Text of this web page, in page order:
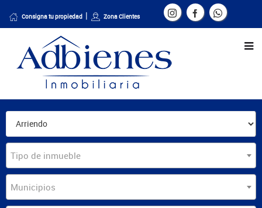
Consigna tu propiedad Zona Clientes
Tipo de inmueble
Municipios